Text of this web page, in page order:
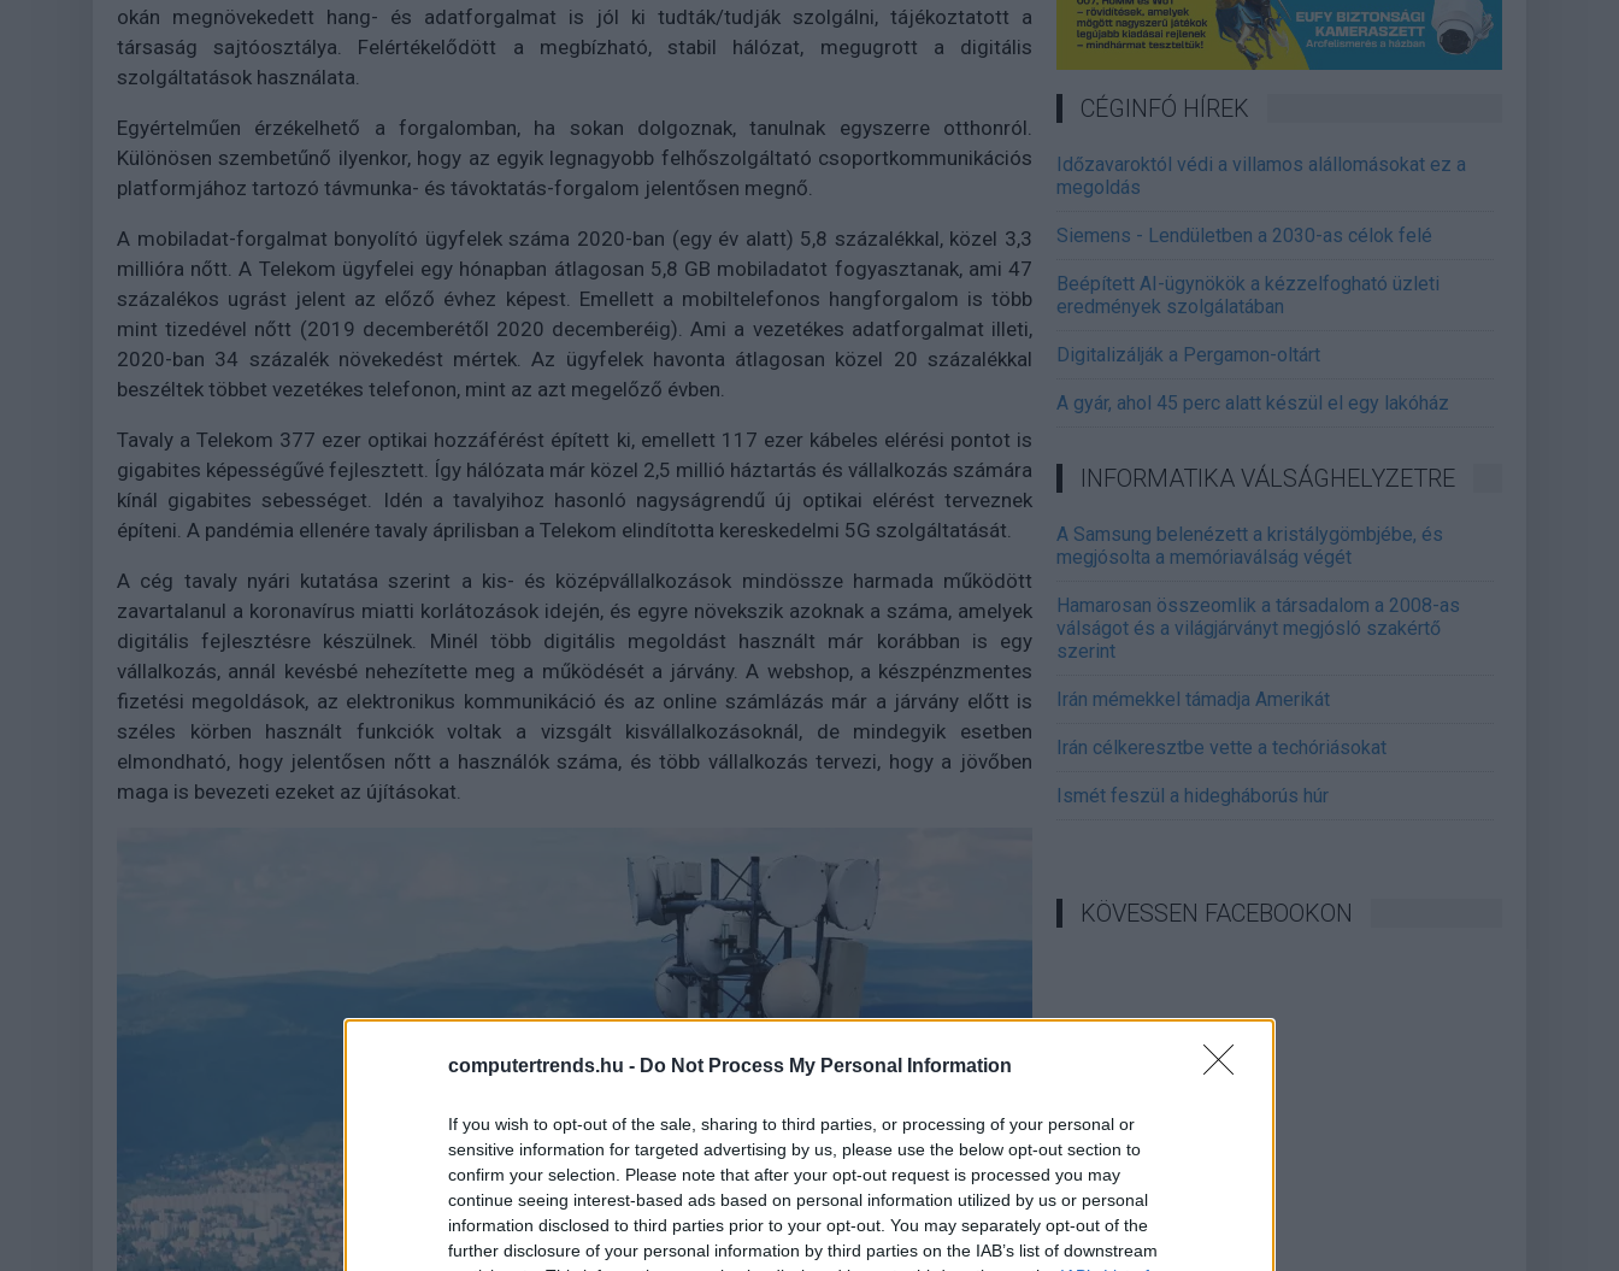
computertrends.hu - Do Not Process My Personal Information
If you wish to opt-out of the sale, sharing to third parties, or processing of your personal or
sensitive information for targeted advertising by us, please use the below opt-out section to
confirm your selection. Please note that after your opt-out request is processed you may
continue seeing interest-based ads based on personal information utilized by us or personal
information disclosed to third parties prior to your opt-out. You may separately opt-out of the
further disclosure of your personal information by third parties on the IAB’s list of downstream
okán megnövekedett hang- és adatforgalmat is jól ki tudták/tudják szolgálni, tájékoztatott a
társaság sajtóosztálya. Felértékelődött a megbízható, stabil hálózat, megugrott a digitális
szolgáltatások használata.
Egyértelműen érzékelhető a forgalomban, ha sokan dolgoznak, tanulnak egyszerre otthonról.
Különösen szembetűnő ilyenkor, hogy az egyik legnagyobb felhőszolgáltató csoportkommunikációs
platformjához tartozó távmunka- és távoktatás-forgalom jelentősen megnő.
A mobiladat-forgalmat bonyolító ügyfelek száma 2020-ban (egy év alatt) 5,8 százalékkal, közel 3,3
millióra nőtt. A Telekom ügyfelei egy hónapban átlagosan 5,8 GB mobiladatot fogyasztanak, ami 47
százalékos ugrást jelent az előző évhez képest. Emellett a mobiltelefonos hangforgalom is több
mint tizedével nőtt (2019 decemberétől 2020 decemberéig). Ami a vezetékes adatforgalmat illeti,
2020-ban 34 százalék növekedést mértek. Az ügyfelek havonta átlagosan közel 20 százalékkal
beszéltek többet vezetékes telefonon, mint az azt megelőző évben.
Tavaly a Telekom 377 ezer optikai hozzáférést épített ki, emellett 117 ezer kábeles elérési pontot is
gigabites képességűvé fejlesztett. Így hálózata már közel 2,5 millió háztartás és vállalkozás számára
kínál gigabites sebességet. Idén a tavalyihoz hasonló nagyságrendű új optikai elérést terveznek
építeni. A pandémia ellenére tavaly áprilisban a Telekom elindította kereskedelmi 5G szolgáltatását.
A cég tavaly nyári kutatása szerint a kis- és középvállalkozások mindössze harmada működött
zavartalanul a koronavírus miatti korlátozások idején, és egyre növekszik azoknak a száma, amelyek
digitális fejlesztésre készülnek. Minél több digitális megoldást használt már korábban is egy
vállalkozás, annál kevésbé nehezítette meg a működését a járvány. A webshop, a készpénzmentes
fizetési megoldások, az elektronikus kommunikáció és az online számlázás már a járvány előtt is
széles körben használt funkciók voltak a vizsgált kisvállalkozásoknál, de mindegyik esetben
elmondható, hogy jelentősen nőtt a használók száma, és több vállalkozás tervezi, hogy a jövőben
maga is bevezeti ezeket az újításokat.
CÉGINFÓ HÍREK
Időzavaroktól védi a villamos alállomásokat ez a
megoldás
Siemens - Lendületben a 2030-as célok felé
Beépített AI-ügynökök a kézzelfogható üzleti
eredmények szolgálatában
Digitalizálják a Pergamon-oltárt
A gyár, ahol 45 perc alatt készül el egy lakóház
INFORMATIKA VÁLSÁGHELYZETRE
A Samsung belenézett a kristálygömbjébe, és
megjósolta a memóriaválság végét
Hamarosan összeomlik a társadalom a 2008-as
válságot és a világjárványt megjósló szakértő
szerint
Irán mémekkel támadja Amerikát
Irán célkeresztbe vette a techóriásokat
Ismét feszül a hidegháborús húr
KÖVESSEN FACEBOOKON